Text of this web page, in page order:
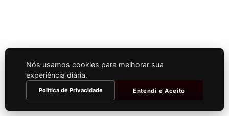
Nós usamos cookies para melhorar sua
experiência diária.
Política de Privacidade Entendi e Aceito